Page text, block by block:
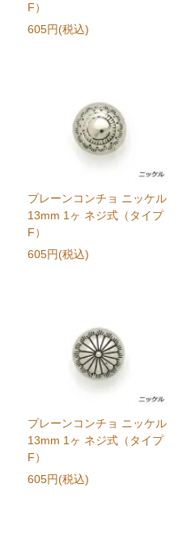
F）
605円(税込)
プレーンコンチョ ニッケル
13mm 1ヶ ネジ式（タイプ
F）
605円(税込)
プレーンコンチョ ニッケル
13mm 1ヶ ネジ式（タイプ
F）
605円(税込)